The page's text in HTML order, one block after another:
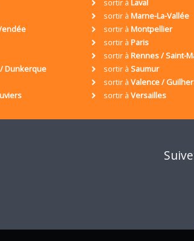
sortir à Laval
sortir à Marne-La-Vallée
sortir à Montpellier
sortir à Paris
sortir à Rennes / Saint-
Dunkerque sortir à Saumur
sortir à Valence /
sortir à Versailles